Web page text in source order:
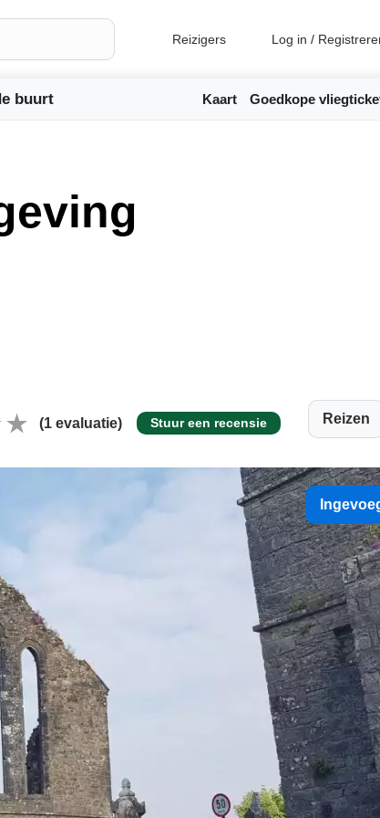
Reizigers Log in /
buurt Kaart Goedkope
(1 evaluatie) Stuur een recensie Reizen